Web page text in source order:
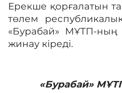
Ерекше қорғалатын
төлем
«Бурабай» МҰТП-ның
жинау кіреді.
«Бурабай»